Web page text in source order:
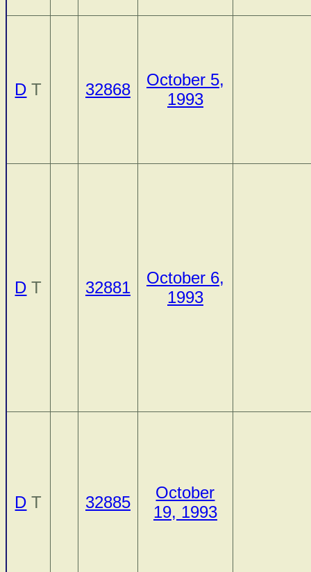
D T 32868
October 5,
1993
D T 32881
October 6,
1993
D T 32885
October
19, 1993